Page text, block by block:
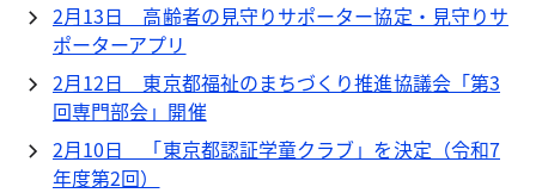
2月13日 高齢者の見守りサポーター協定・見守りサ
ポーターアプリ
2月12日 東京都福祉のまちづくり推進協議会「第3
回専門部会」開催
2月10日 「東京都認証学童クラブ」を決定（令和7
年度第2回）